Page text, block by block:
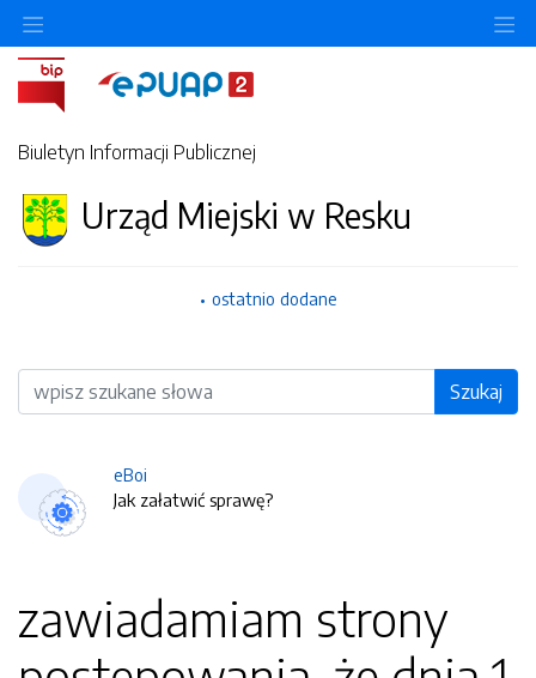
Biuletyn Informacji Publicznej
Urząd Miejski w Resku
ostatnio dodane
Wyszukiwarka Szukaj
eBoi
Jak załatwić sprawę?
zawiadamiam strony